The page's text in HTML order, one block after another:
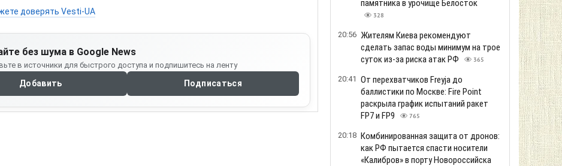
доверять Vesti-UA
без шума в Google News
в источники для быстрого доступа и подпишитесь на ленту
Добавить Подписаться
памятника в урочище Белосток
328
20:56 Жителям Киева рекомендуют
сделать запас воды минимум на трое
суток из-за риска атак РФ
365
20:41 От перехватчиков Freyja до
баллистики по Москве: Fire Point
раскрыла график испытаний ракет
FP7 и FP9
765
20:18 Комбинированная защита от дронов:
как РФ пытается спасти носители
«Калибров» в порту Новороссийска